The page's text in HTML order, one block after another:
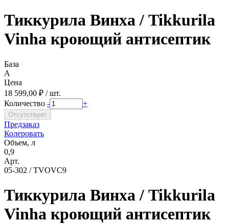
Тиккурила Винха / Tikkurila
Vinha кроющий антисептик
База
A
Цена
18 599,00 ₽ / шт.
Количество - +
Предзаказ
Колеровать
Объем, л
0,9
Арт.
05-302 / TVOVC9
Тиккурила Винха / Tikkurila
Vinha кроющий антисептик